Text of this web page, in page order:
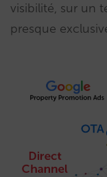
visibilité, sur un
presque